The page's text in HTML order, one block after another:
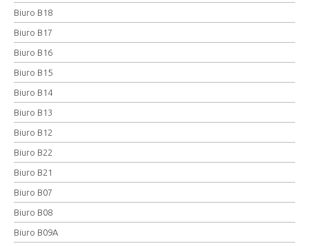
Biuro B18
Biuro B17
Biuro B16
Biuro B15
Biuro B14
Biuro B13
Biuro B12
Biuro B22
Biuro B21
Biuro B07
Biuro B08
Biuro B09A